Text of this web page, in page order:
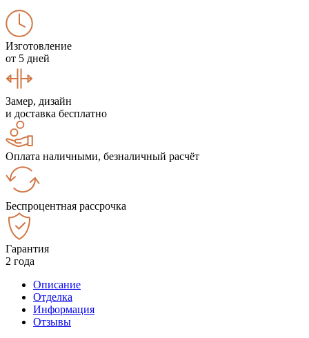
Изготовление
от 5 дней
Замер, дизайн
и доставка бесплатно
Оплата наличными, безналичный расчёт
Беспроцентная рассрочка
Гарантия
2 года
Описание
Отделка
Информация
Отзывы